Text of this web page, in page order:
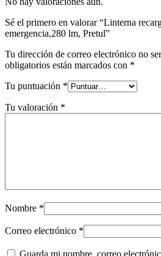
Sé el primero en valorar “Linterna
emergencia,280 lm, Pretul”
Tu dirección de correo electrónico no
obligatorios están marcados con *
Tu puntuación *
Tu valoración *
Nombre *
Correo electrónico *
Guarda mi nombre, correo